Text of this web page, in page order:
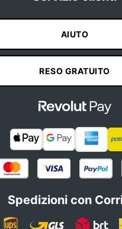
AIUTO
RESO GRATUITO
Spedizioni con